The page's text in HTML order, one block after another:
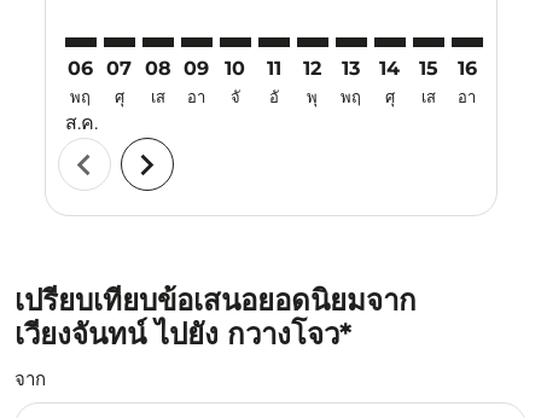
06
พฤ
ส.ค.
07
ศุ
08
เส
09
อา
10
จั
11
อั
12
พุ
13
พฤ
14
ศุ
15
เส
16
อา
chevron_left chevron_right
เปรียบเทียบข้อเสนอยอดนิยมจาก
เวียงจันทน์ ไปยัง กวางโจว*
จาก